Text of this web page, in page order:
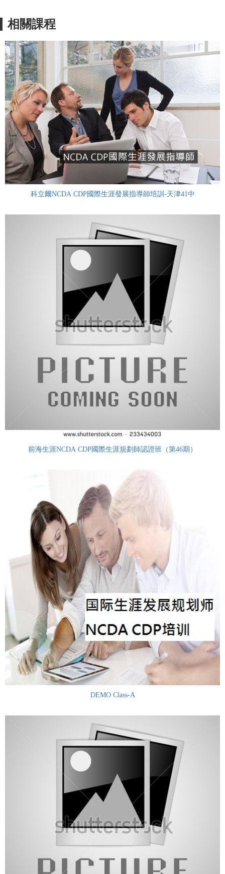
相關課程
科立爾NCDA CDP國際生涯發展指導師培訓-天津41中
前海生涯NCDA CDP國際生涯規劃師認證班（第46期）
DEMO Class-A